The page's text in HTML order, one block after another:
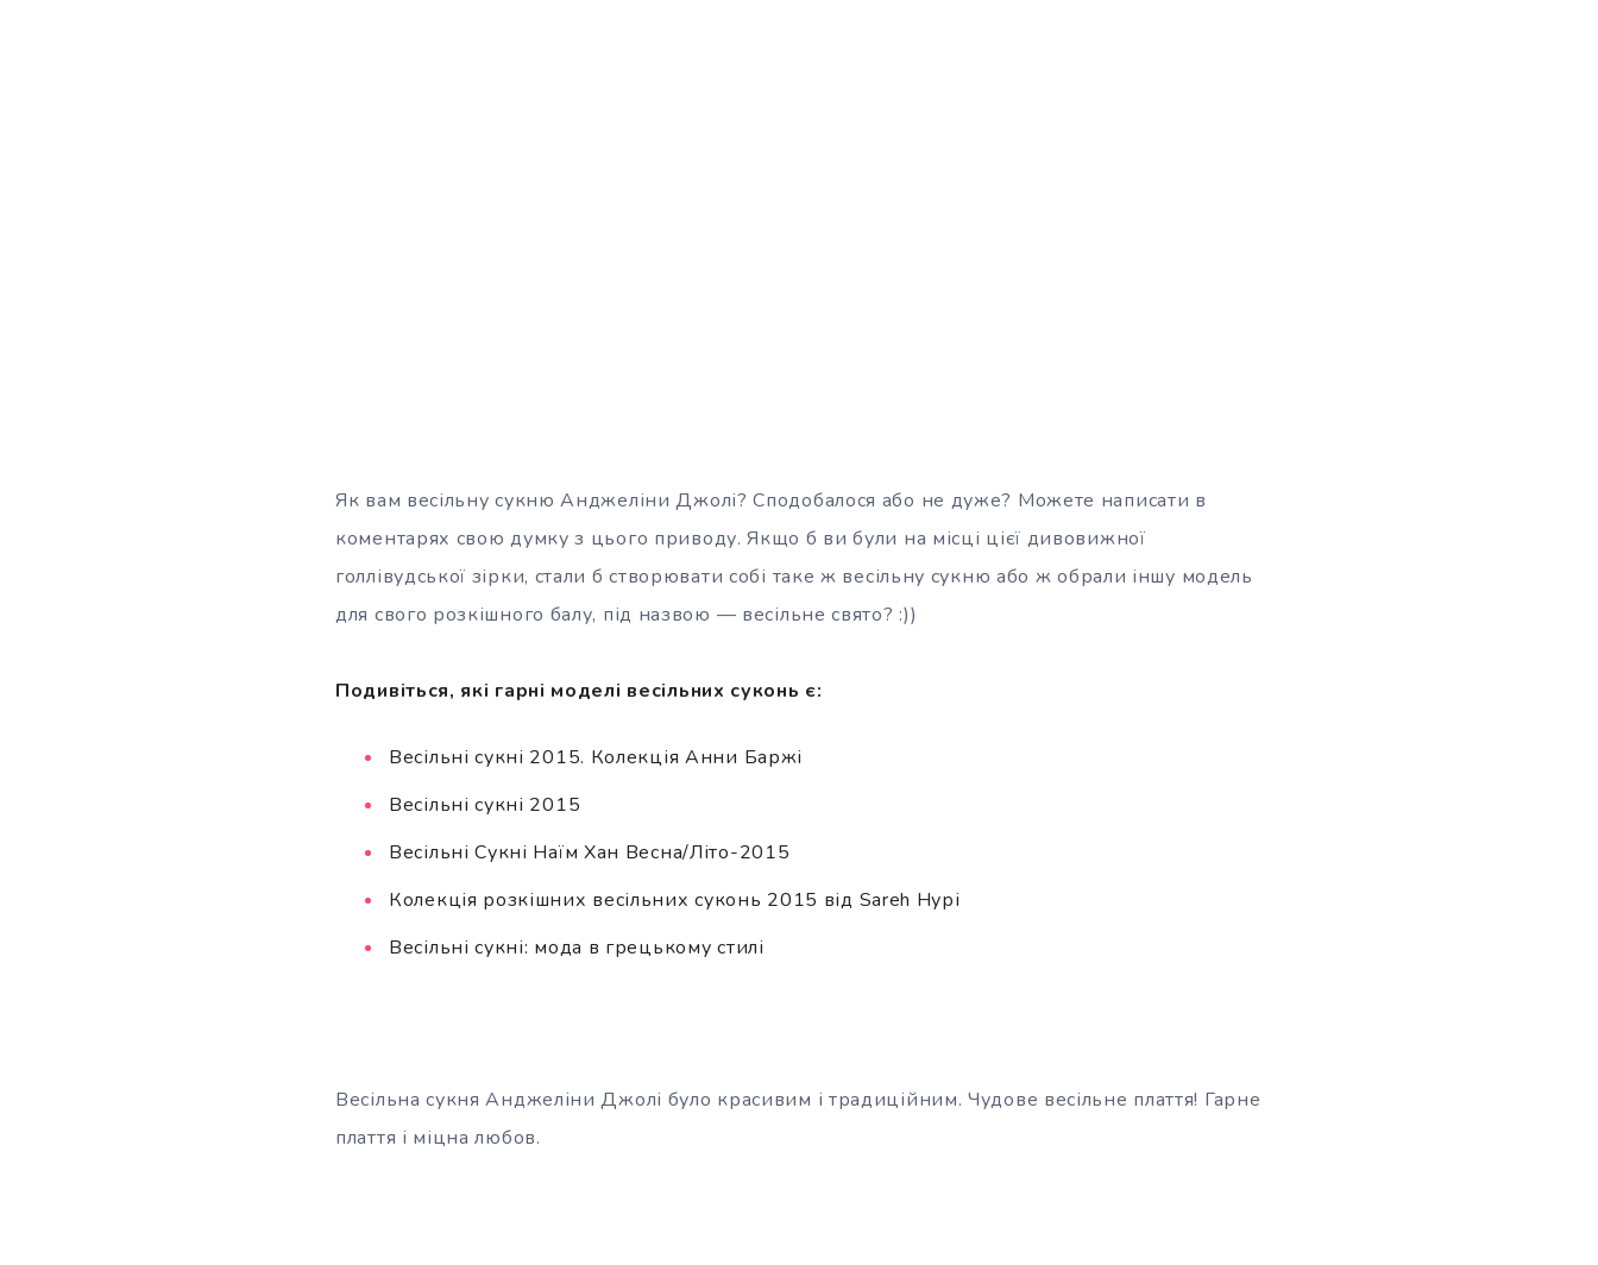
Як вам весільну сукню Анджеліни Джолі? Сподобалося або не дуже? Можете написати в
коментарях свою думку з цього приводу. Якщо б ви були на місці цієї дивовижної
голлівудської зірки, стали б створювати собі таке ж весільну сукню або ж обрали іншу модель
для свого розкішного балу, під назвою — весільне свято? :))
Подивіться, які гарні моделі весільних суконь є:
Весільні сукні 2015. Колекція Анни Баржі
Весільні сукні 2015
Весільні Сукні Наїм Хан Весна/Літо-2015
Колекція розкішних весільних суконь 2015 від Sareh Нурі
Весільні сукні: мода в грецькому стилі
Весільна сукня Анджеліни Джолі було красивим і традиційним. Чудове весільне плаття! Гарне
плаття і міцна любов.